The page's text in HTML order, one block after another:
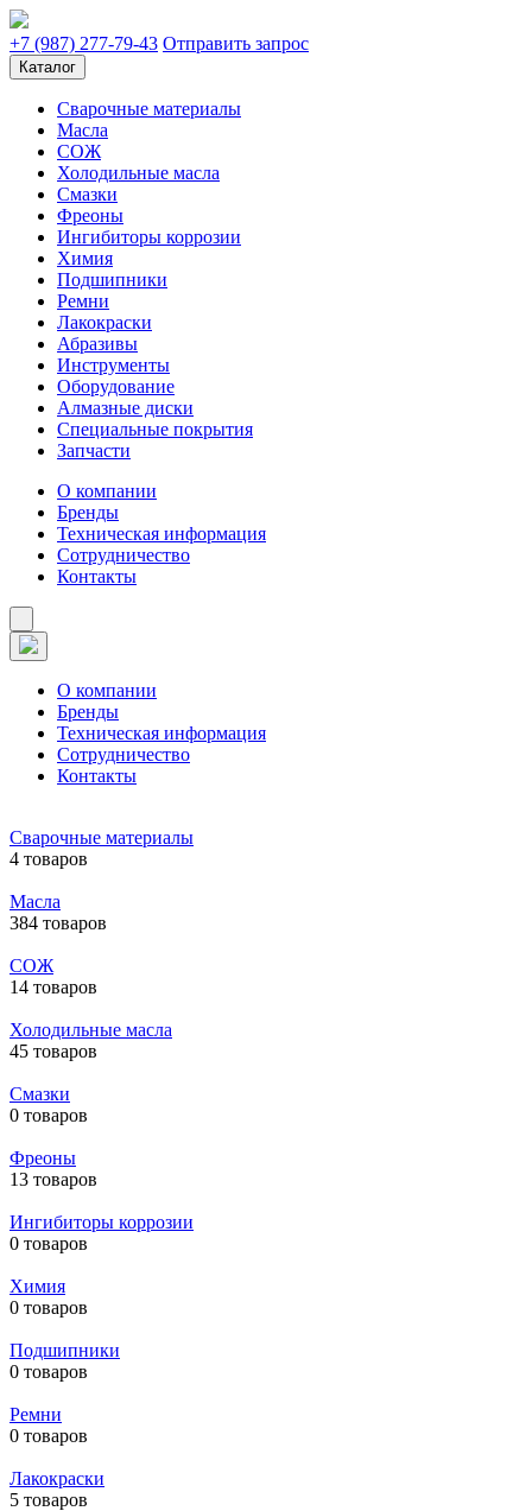
+7 (987) 277-79-43 Отправить запрос
Каталог
Сварочные материалы
Масла
СОЖ
Холодильные масла
Смазки
Фреоны
Ингибиторы коррозии
Химия
Подшипники
Ремни
Лакокраски
Абразивы
Инструменты
Оборудование
Алмазные диски
Специальные покрытия
Запчасти
О компании
Бренды
Техническая информация
Сотрудничество
Контакты
О компании
Бренды
Техническая информация
Сотрудничество
Контакты
Сварочные материалы
4 товаров
Масла
384 товаров
СОЖ
14 товаров
Холодильные масла
45 товаров
Смазки
0 товаров
Фреоны
13 товаров
Ингибиторы коррозии
0 товаров
Химия
0 товаров
Подшипники
0 товаров
Ремни
0 товаров
Лакокраски
5 товаров